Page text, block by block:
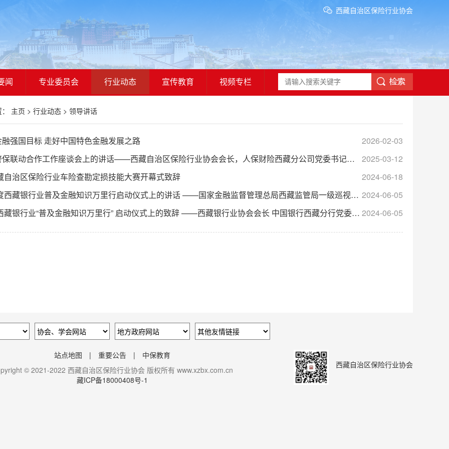
西藏自治区保险行业协会
闻 专业委员会 行业动态 宣传教育 视频专栏
主页 > 行业动态 > 领导讲话
2026-02-03
强国目标 走好中国特色金融发展之路
2025-03-12
联动合作工作座谈会上的讲话——西藏自治区保险行业协会会长，人保财险西藏分公司党委书记、总经理罗小川
2024-06-18
自治区保险行业车险查勘定损技能大赛开幕式致辞
2024-06-05
藏银行业普及金融知识万里行启动仪式上的讲话 ——国家金融监督管理总局西藏监管局一级巡视员 陈新民
2024-06-05
银行业“普及金融知识万里行” 启动仪式上的致辞 ——西藏银行业协会会长 中国银行西藏分行党委书记、行长江宁
站点地图 | 重要公告 |
中保教育
© 2021-2022 西藏自治区保险行业协会 版权所有 www.xzbx.com.cn
藏ICP备18000408号-1
西藏自治区保险行业协会